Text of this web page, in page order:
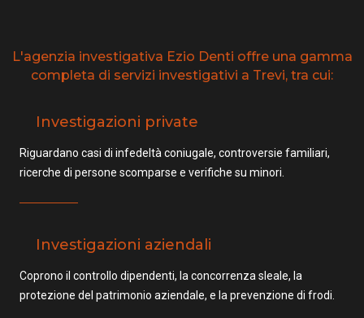
L'agenzia investigativa Ezio Denti offre una gamma
completa di servizi investigativi a Trevi, tra cui:
Investigazioni private
Riguardano casi di infedeltà coniugale, controversie familiari,
ricerche di persone scomparse e verifiche su minori.
Investigazioni aziendali
Coprono il controllo dipendenti, la concorrenza sleale, la
protezione del patrimonio aziendale, e la prevenzione di frodi.